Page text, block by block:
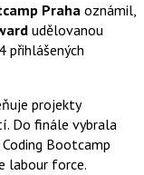
Prahaoznámil,
udělovanou
přihlášených
projekty
Do finále vybrala
Bootcamp
labour force.